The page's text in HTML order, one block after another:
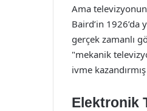
Ama
Baird’in 1926’da
gerçek zamanlı
"mekanik
ivme
Elektronik